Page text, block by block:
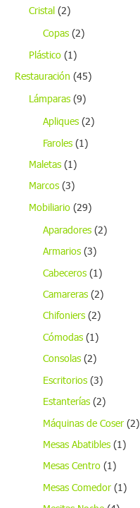
Cristal (2)
Copas (2)
Plástico (1)
Restauración (45)
Lámparas (9)
Apliques (2)
Faroles (1)
Maletas (1)
Marcos (3)
Mobiliario (29)
Aparadores (2)
Armarios (3)
Cabeceros (1)
Camareras (2)
Chifoniers (2)
Cómodas (1)
Consolas (2)
Escritorios (3)
Estanterías (2)
Máquinas de Coser (2)
Mesas Abatibles (1)
Mesas Centro (1)
Mesas Comedor (1)